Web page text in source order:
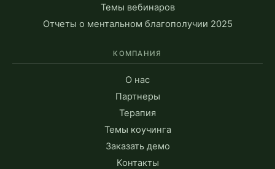
Темы вебинаров
Отчеты о ментальном благополучии 2025
КОМПАНИЯ
О нас
Партнеры
Терапия
Темы коучинга
Заказать демо
Контакты